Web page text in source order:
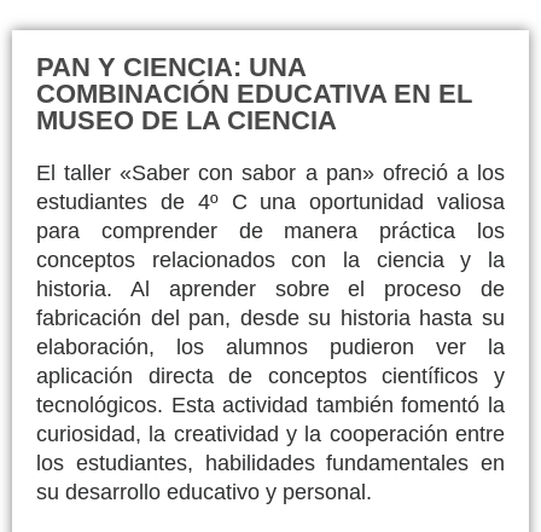
PAN Y CIENCIA: UNA
COMBINACIÓN EDUCATIVA EN EL
MUSEO DE LA CIENCIA
El taller «Saber con sabor a pan» ofreció a los
estudiantes de 4º C una oportunidad valiosa
para comprender de manera práctica los
conceptos relacionados con la ciencia y la
historia. Al aprender sobre el proceso de
fabricación del pan, desde su historia hasta su
elaboración, los alumnos pudieron ver la
aplicación directa de conceptos científicos y
tecnológicos. Esta actividad también fomentó la
curiosidad, la creatividad y la cooperación entre
los estudiantes, habilidades fundamentales en
su desarrollo educativo y personal.